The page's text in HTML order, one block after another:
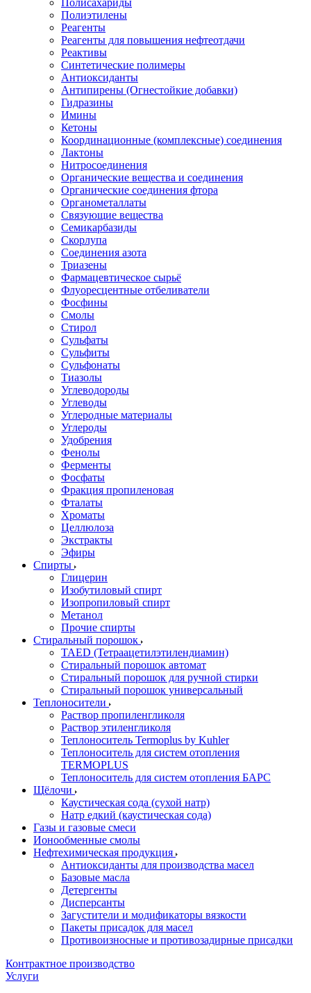
Полисахариды
Полиэтилены
Реагенты
Реагенты для повышения нефтеотдачи
Реактивы
Синтетические полимеры
Антиоксиданты
Антипирены (Огнестойкие добавки)
Гидразины
Имины
Кетоны
Координационные (комплексные) соединения
Лактоны
Нитросоединения
Органические вещества и соединения
Органические соединения фтора
Органометаллаты
Связующие вещества
Семикарбазиды
Скорлупа
Соединения азота
Триазены
Фармацевтическое сырьё
Флуоресцентные отбеливатели
Фосфины
Смолы
Стирол
Сульфаты
Сульфиты
Сульфонаты
Тиазолы
Углеводороды
Углеводы
Углеродные материалы
Углероды
Удобрения
Фенолы
Ферменты
Фосфаты
Фракция пропиленовая
Фталаты
Хроматы
Целлюлоза
Экстракты
Эфиры
Спирты
Глицерин
Изобутиловый спирт
Изопропиловый спирт
Метанол
Прочие спирты
Стиральный порошок
TAED (Тетраацетилэтилендиамин)
Стиральный порошок автомат
Стиральный порошок для ручной стирки
Стиральный порошок универсальный
Теплоносители
Раствор пропиленгликоля
Раствор этиленгликоля
Теплоноситель Termoplus by Kuhler
Теплоноситель для систем отопления
TERMOPLUS
Теплоноситель для систем отопления БАРС
Щёлочи
Каустическая сода (сухой натр)
Натр едкий (каустическая сода)
Газы и газовые смеси
Ионообменные смолы
Нефтехимическая продукция
Антиоксиданты для производства масел
Базовые масла
Детергенты
Дисперсанты
Загустители и модификаторы вязкости
Пакеты присадок для масел
Противоизносные и противозадирные присадки
Контрактное производство
Услуги